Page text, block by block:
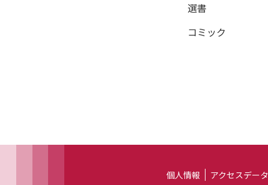
選書
コミック
個人情報 アクセスデータ